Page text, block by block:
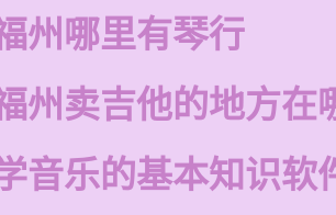
州哪里有琴行
州卖吉他的地方在
音乐的基本知识软